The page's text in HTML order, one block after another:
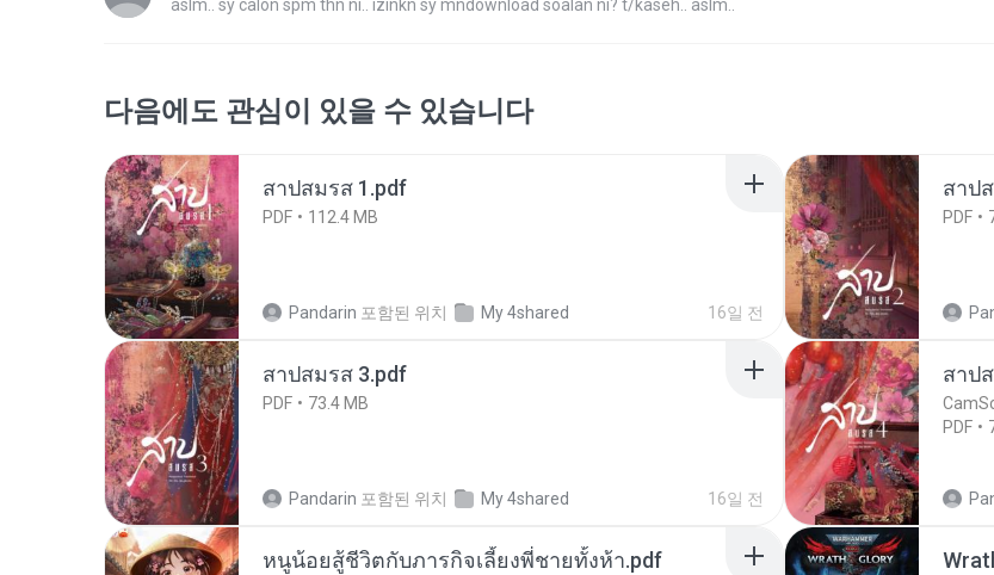
aslm.. sy calon spm thn ni.. izinkn sy mndownload soalan ni? t/kaseh.. aslm..
다음에도 관심이 있을 수 있습니다
สาปสมรส 1.pdf
PDF 112.4 MB
Pandarin 포함된 위치 My 4shared 16일 전
สาป
PDF
สาปสมรส 3.pdf
PDF 73.4 MB
Pandarin 포함된 위치 My 4shared 16일 전
สาป
PDF
หนูน้อยสู้ชีวิตกับภารกิจเลี้ยงพี่ชายทั้งห้า.pdf